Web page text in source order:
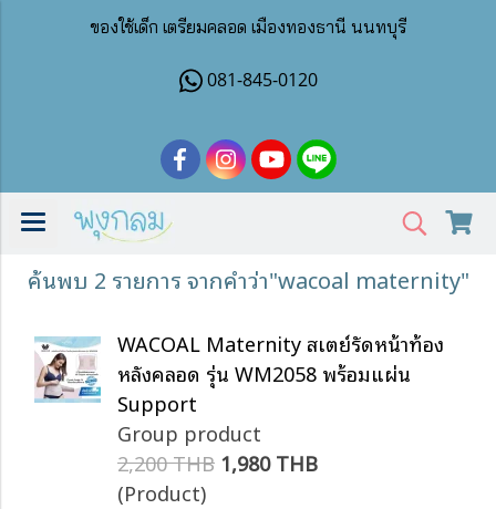
ของใช้เด็ก เตรียมคลอด เมืองทองธานี นนทบุรี
081-845-0120
ค้นพบ 2 รายการ จากคำว่า"wacoal maternity"
WACOAL Maternity สเตย์รัดหน้าท้อง
หลังคลอด รุ่น WM2058 พร้อมแผ่น
Support
Group product
2,200 THB 1,980 THB
(Product)